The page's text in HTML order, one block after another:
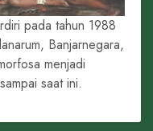
pada tahun 1988
Banjarnegara,
menjadi
saat ini.